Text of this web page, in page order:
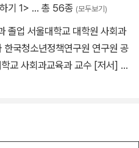
참여의 한 방법입니다.
이 생겼을 때 학생 법정을 열어
생활 속 갈등이나 분쟁 등에 당
시민참여 행위이면서 인권을 지
다양한 노력들>
기 1> … 총 56종 (모두보기)
졸업 서울대학교 대학원 사회과
국청소년정책연구원 연구원 공
회과교육과 교수 [저서] 사